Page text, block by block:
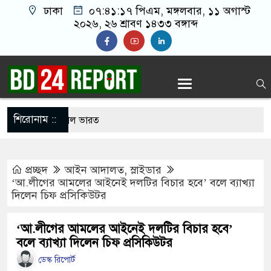
ঢাকা ০৭:৪১:১৮ পিএম, মঙ্গলবার, ১১ অগাস্ট
২০২৬, ২৬ শ্রাবণ ১৪৩৩ বঙ্গাব্দ
শিরোনাম ::
আবারো উত্তাল ভারত
লাখ টাকা ছিনতাই
সমঝোতা শেষে হলে উঠলেন শিবিরের নেতা-
পথে, কমিটি যাবে সেই পথে’ স্লোগানে উত্তাল ঢাবি
প্রচ্ছদ আইন আদালত,স্লাইডার
‘আ.লীগের আমলের আইনেই দলটির বিচার হবে’ বলে ব্যাখ্যা
দিলেন চিফ প্রসিকিউটর
‘আ.লীগের আমলের আইনেই দলটির বিচার হবে’
বলে ব্যাখ্যা দিলেন চিফ প্রসিকিউটর
ডেস্ক রিপোর্ট